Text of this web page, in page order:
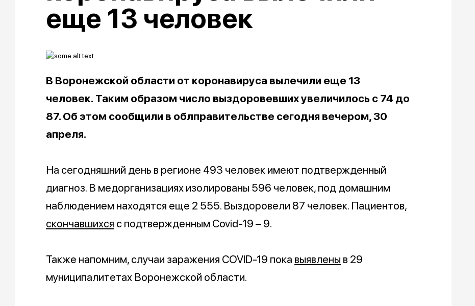
еще 13 человек
В Воронежской области от коронавируса вылечили еще 13
человек. Таким образом число выздоровевших увеличилось с 74 до
87. Об этом сообщили в облправительстве сегодня вечером, 30
апреля.
На сегодняшний день в регионе 493 человек имеют подтвержденный
диагноз. В медорганизациях изолированы 596 человек, под домашним
наблюдением находятся еще 2 555. Выздоровели 87 человек. Пациентов,
скончавшихся с подтвержденным Covid-19 – 9.
Также напомним, случаи заражения COVID-19 пока выявлены в 29
муниципалитетах Воронежской области.